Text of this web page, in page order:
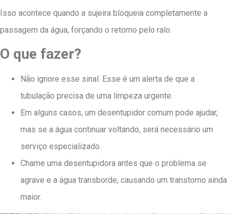
Isso acontece quando a sujeira bloqueia completamente a
passagem da água, forçando o retorno pelo ralo.
O que fazer?
Não ignore esse sinal. Esse é um alerta de que a
tubulação precisa de uma limpeza urgente.
Em alguns casos, um desentupidor comum pode ajudar,
mas se a água continuar voltando, será necessário um
serviço especializado.
Chame uma desentupidora antes que o problema se
agrave e a água transborde, causando um transtorno ainda
maior.